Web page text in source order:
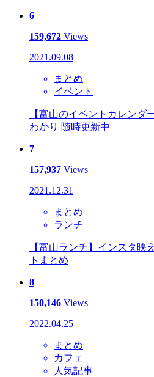
6
159,672 Views
2021.09.08
まとめ
イベント
【富山のイベントカレンダ
わかり 随時更新中
7
157,937 Views
2021.12.31
まとめ
ランチ
【富山ランチ】インスタ映
トまとめ
8
150,146 Views
2022.04.25
まとめ
カフェ
人気記事